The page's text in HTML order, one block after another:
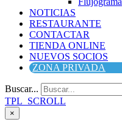
NOTICIAS
RESTAURANTE
CONTACTAR
TIENDA ONLINE
NUEVOS SOCIOS
ZONA PRIVADA
Buscar...
TPL_SCROLL
×